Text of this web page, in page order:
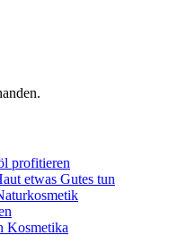
profitieren
etwas Gutes tun
Kosmetika